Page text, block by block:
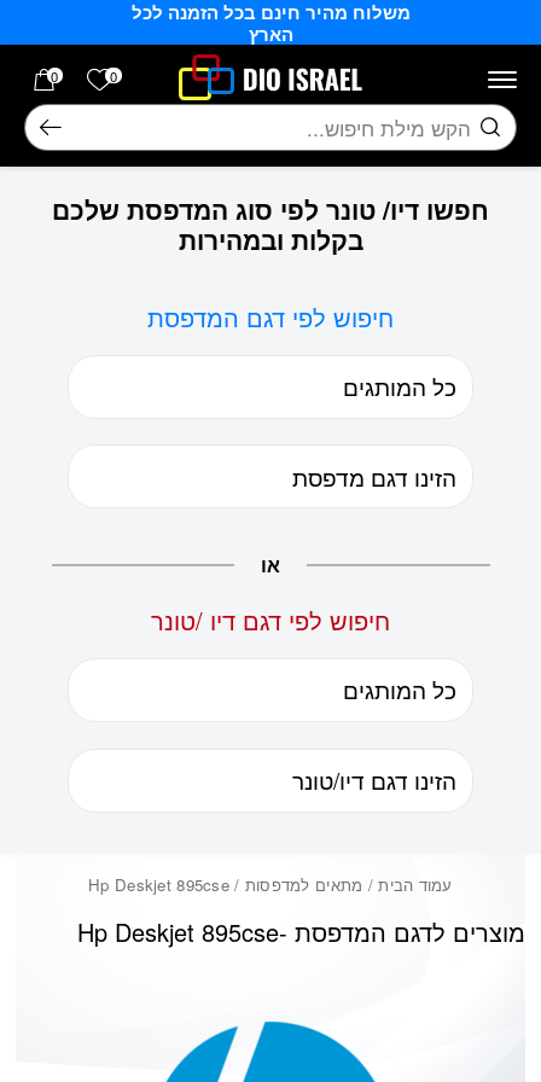
משלוח מהיר חינם בכל הזמנה לכל
הארץ
0 הרשימה
0
חיפוש
חפשו דיו/ טונר לפי סוג המדפסת שלכם
בקלות ובמהירות
חיפוש לפי דגם המדפסת
או
חיפוש לפי דגם דיו /טונר
עמוד הבית/ מתאים למדפסות / Hp Deskjet 895cse
Hp Deskjet 895cseמוצרים לדגם המדפסת -